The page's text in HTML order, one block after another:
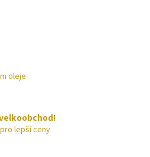
oleje
lepší ceny